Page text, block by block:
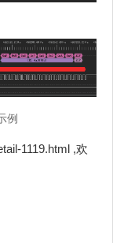
例
1119.html ,欢